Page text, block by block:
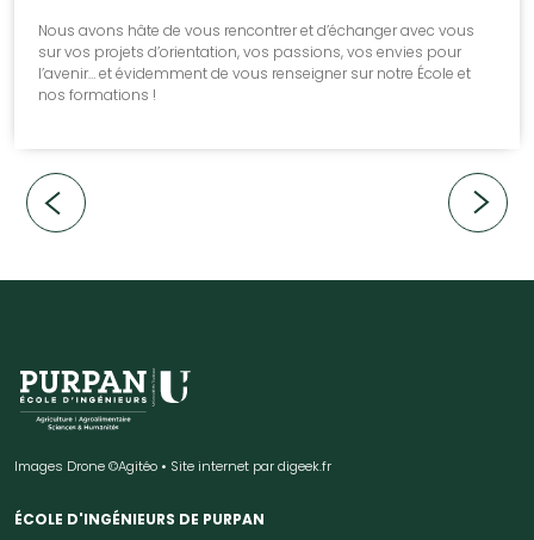
Nous avons hâte de vous rencontrer et d’échanger avec vous
sur vos projets d’orientation, vos passions, vos envies pour
l’avenir… et évidemment de vous renseigner sur notre École et
nos formations !
Images Drone ©Agitéo • Site internet pardigeek.fr
ÉCOLE D'INGÉNIEURS DE PURPAN